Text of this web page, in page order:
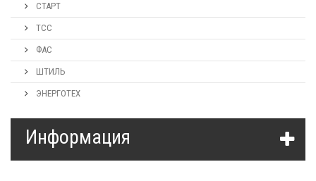
СТАРТ
ТСС
ФАС
ШТИЛЬ
ЭНЕРГОТЕХ
Информация